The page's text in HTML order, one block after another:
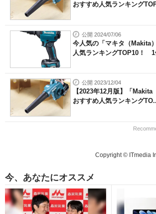
おすすめ人気ランキング
公開 2024/07/06
今人気の「マキタ（Makita
人気ランキングTOP10！ 1
公開 2023/12/04
【2023年12月版】「Makita
おすすめ人気ランキング
Copyright © ITmedia
今、あなたにオススメ